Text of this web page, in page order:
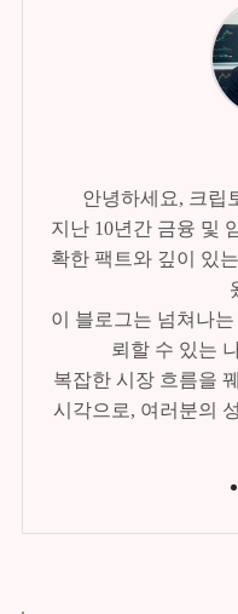
안녕하세요, 크립
지난 10년간 금융 및
확한 팩트와 깊이 있
이 블로그는 넘쳐나
뢰할 수 있는
복잡한 시장 흐름을
시각으로, 여러분의